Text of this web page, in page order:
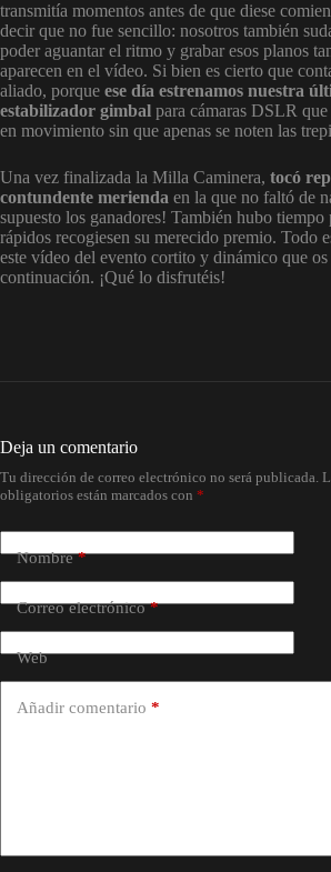
transmitía momentos antes de que diese
decir que no fue sencillo: nosotros también
poder aguantar el ritmo y grabar esos planos
aparecen en el vídeo. Si bien es cierto que
aliado, porque ese día estrenamos nuestra
estabilizador gimbal para cámaras DSLR
en movimiento sin que apenas se noten las
Una vez finalizada la Milla Caminera, tocó
contundente merienda en la que no faltó de
supuesto los ganadores! También hubo tiempo
rápidos recogiesen su merecido premio. Todo
este vídeo del evento cortito y dinámico que os
continuación. ¡Qué lo disfrutéis!
Deja un comentario
Tu dirección de correo electrónico no será publicada.
obligatorios están marcados con *
Nombre*
Correo electrónico*
Web
Añadir comentario *